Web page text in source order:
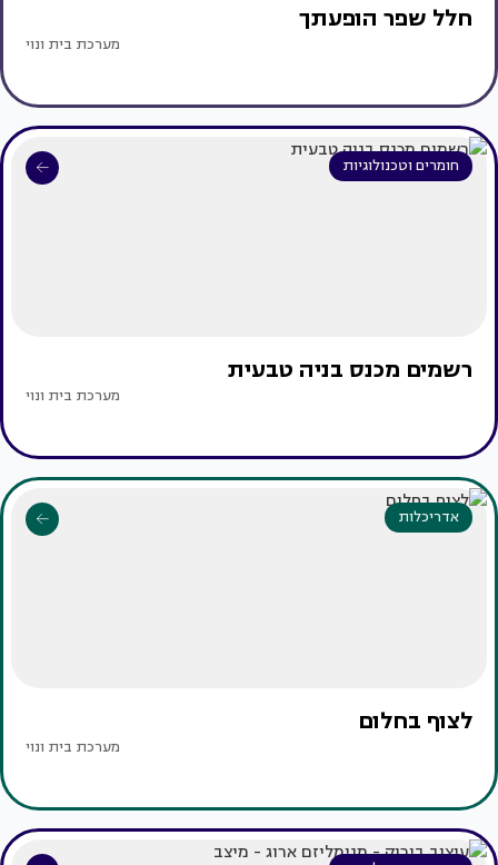
חלל שפר הופעתך
מערכת בית ונוי
חומרים וטכנולוגיות
רשמים מכנס בניה טבעית
מערכת בית ונוי
אדריכלות
לצוף בחלום
מערכת בית ונוי